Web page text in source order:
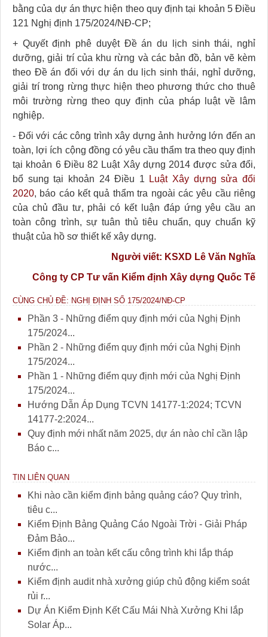
bằng của dự án thực hiện theo quy định tại khoản 5 Điều
121 Nghị định 175/2024/NĐ-CP;
+ Quyết định phê duyệt Đề án du lịch sinh thái, nghỉ
dưỡng, giải trí của khu rừng và các bản đồ, bản vẽ kèm
theo Đề án đối với dự án du lịch sinh thái, nghỉ dưỡng,
giải trí trong rừng thực hiện theo phương thức cho thuê
môi trường rừng theo quy định của pháp luật về lâm
nghiệp.
- Đối với các công trình xây dựng ảnh hưởng lớn đến an
toàn, lợi ích cộng đồng có yêu cầu thẩm tra theo quy định
tại khoản 6 Điều 82 Luật Xây dựng 2014 được sửa đổi,
bổ sung tại khoản 24 Điều 1
Luật Xây dựng sửa đổi
2020, báo cáo kết quả thẩm tra ngoài các yêu cầu riêng
của chủ đầu tư, phải có kết luận đáp ứng yêu cầu an
toàn công trình, sự tuân thủ tiêu chuẩn, quy chuẩn kỹ
thuật của hồ sơ thiết kế xây dựng.
Người viết: KSXD Lê Văn Nghĩa
Công ty CP Tư vấn Kiểm định Xây dựng Quốc Tế
CÙNG CHỦ ĐỀ: NGHỊ ĐỊNH SỐ 175/2024/NĐ-CP
Phần 3 - Những điểm quy định mới của Nghị Định
175/2024...
Phần 2 - Những điểm quy định mới của Nghị Định
175/2024...
Phần 1 - Những điểm quy định mới của Nghị Định
175/2024...
Hướng Dẫn Áp Dụng TCVN 14177-1:2024; TCVN
14177-2:2024...
Quy định mới nhất năm 2025, dự án nào chỉ cần lập
Báo c...
TIN LIÊN QUAN
Khi nào cần kiểm định bảng quảng cáo? Quy trình,
tiêu c...
Kiểm Định Bảng Quảng Cáo Ngoài Trời - Giải Pháp
Đảm Bảo...
Kiểm định an toàn kết cấu công trình khi lắp tháp
nước...
Kiểm định audit nhà xưởng giúp chủ động kiểm soát
rủi r...
Dự Án Kiểm Định Kết Cấu Mái Nhà Xưởng Khi lắp
Solar Áp...